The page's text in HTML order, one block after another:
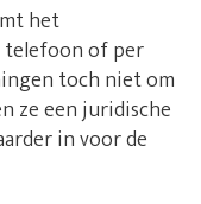
het
telefoon of per
toch niet om
ze een juridische
in voor de